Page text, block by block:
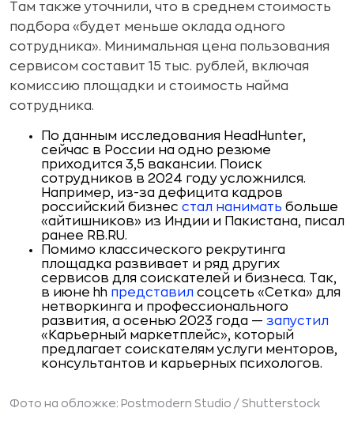
Там также уточнили, что в среднем стоимость
подбора «будет меньше оклада одного
сотрудника». Минимальная цена пользования
сервисом составит 15 тыс. рублей, включая
комиссию площадки и стоимость найма
сотрудника.
По данным исследования HeadHunter,
сейчас в России на одно резюме
приходится 3,5 вакансии. Поиск
сотрудников в 2024 году усложнился.
Например, из-за дефицита кадров
российский бизнес стал нанимать больше
«айтишников» из Индии и Пакистана, писал
ранее RB.RU.
Помимо классического рекрутинга
площадка развивает и ряд других
сервисов для соискателей и бизнеса. Так,
в июне hh представил соцсеть «Сетка» для
нетворкинга и профессионального
развития, а осенью 2023 года — запустил
«Карьерный маркетплейс», который
предлагает соискателям услуги менторов,
консультантов и карьерных психологов.
Фото на обложке: Postmodern Studio / Shutterstock